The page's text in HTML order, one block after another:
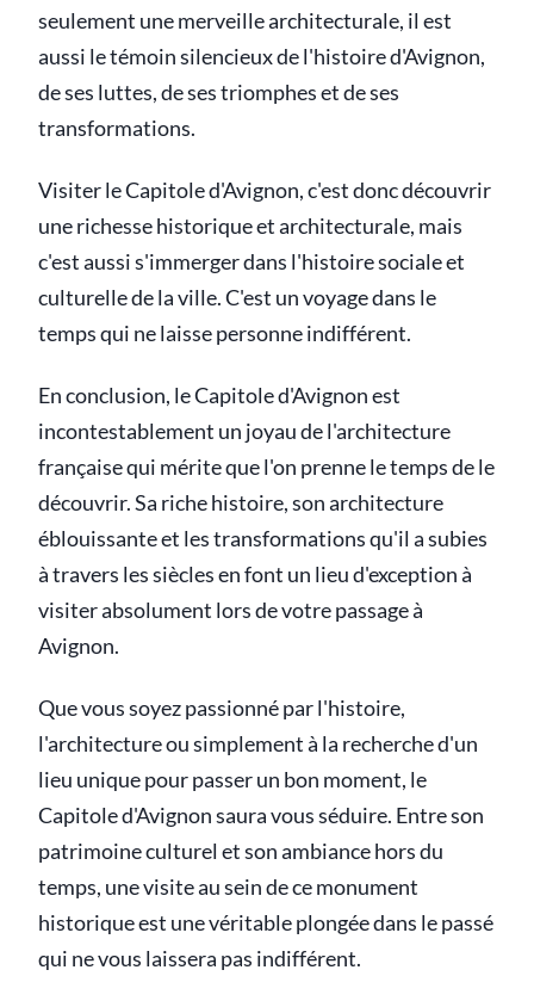
seulement une merveille architecturale, il est
aussi le témoin silencieux de l'histoire d'Avignon,
de ses luttes, de ses triomphes et de ses
transformations.
Visiter le Capitole d'Avignon, c'est donc découvrir
une richesse historique et architecturale, mais
c'est aussi s'immerger dans l'histoire sociale et
culturelle de la ville. C'est un voyage dans le
temps qui ne laisse personne indifférent.
En conclusion, le Capitole d'Avignon est
incontestablement un joyau de l'architecture
française qui mérite que l'on prenne le temps de le
découvrir. Sa riche histoire, son architecture
éblouissante et les transformations qu'il a subies
à travers les siècles en font un lieu d'exception à
visiter absolument lors de votre passage à
Avignon.
Que vous soyez passionné par l'histoire,
l'architecture ou simplement à la recherche d'un
lieu unique pour passer un bon moment, le
Capitole d'Avignon saura vous séduire. Entre son
patrimoine culturel et son ambiance hors du
temps, une visite au sein de ce monument
historique est une véritable plongée dans le passé
qui ne vous laissera pas indifférent.